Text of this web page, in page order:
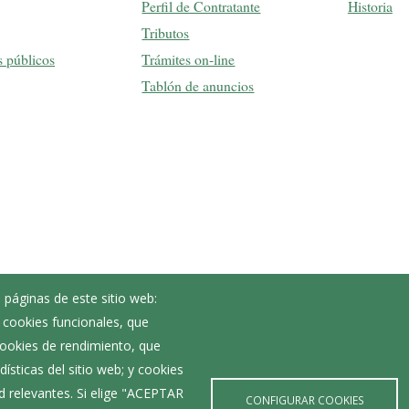
públicos
Perfil de Contratante
Tributos
Trámites on-line
Tablón de anuncios
Historia
de este sitio web:
funcionales, que
de rendimiento, que
del sitio web; y cookies
Si elige "ACEPTAR
CONFIGURAR COOKIES
Corporación Municipal
Teléfonos de interés